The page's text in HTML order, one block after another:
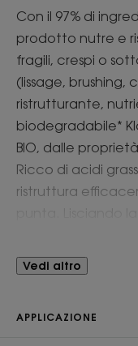
Con il 97% di
prodotto nutre e
fragili, crespi o
(lissage, brushing,
ristrutturante,
biodegradabile*
BIO, dalle
Ricco di acidi
ristruttura
lucenti, protetti e
Vedi altro
APPLICAZIONE